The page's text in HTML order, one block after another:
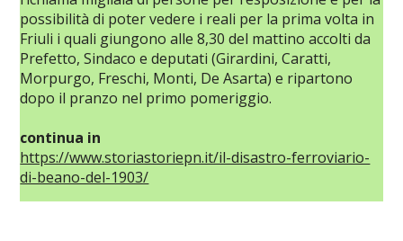
possibilità di poter vedere i reali per la prima volta in
Friuli i quali giungono alle 8,30 del mattino accolti da
Prefetto, Sindaco e deputati (Girardini, Caratti,
Morpurgo, Freschi, Monti, De Asarta) e ripartono
dopo il pranzo nel primo pomeriggio.
continua in
https://www.storiastoriepn.it/il-disastro-ferroviario-
di-beano-del-1903/